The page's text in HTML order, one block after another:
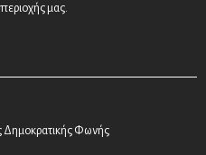
μας.
Δημοκρατικής Φωνής